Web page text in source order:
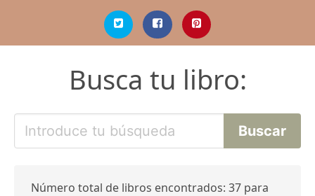
Busca tu libro:
Número total de libros encontrados: 37 para